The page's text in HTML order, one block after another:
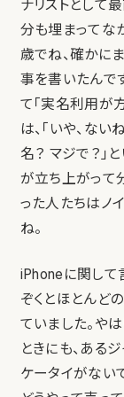
ナリストとして
分も埋まってな
歳でね、確かに
事を書いたんで
て「実名利用が
は、「いや、な
名？ マジで？」
が立ち上がって
った人たちはノ
ね。
iPhoneに関して
ぞくとほとんど
ていました。や
ときにも、ある
ケータイがない